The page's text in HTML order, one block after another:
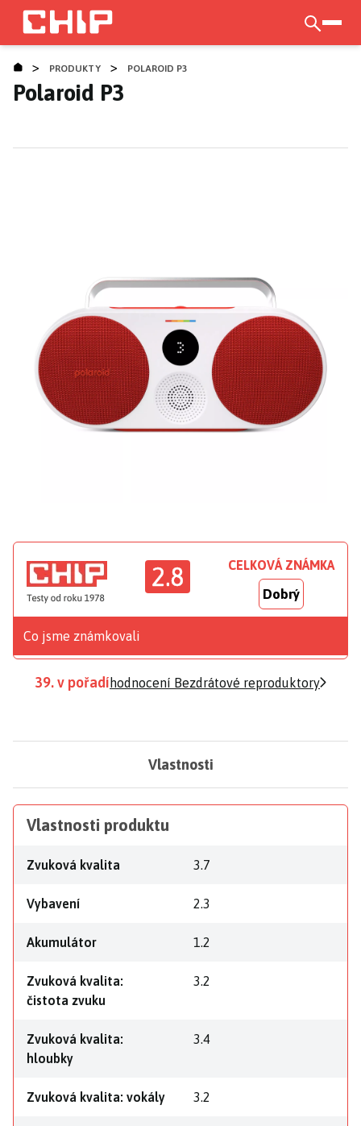
Přejít
hlavnímu
obsahu
> PRODUKTY > POLAROID P3
Polaroid P3
2.8 CELKOVÁ ZNÁMKA
Dobrý
Co jsme známkovali
39. v pořadí hodnocení Bezdrátové reproduktory
Vlastnosti
Vlastnosti produktu
Zvuková kvalita 3.7
Vybavení 2.3
Akumulátor 1.2
Zvuková kvalita:
čistota zvuku
3.2
Zvuková kvalita:
hloubky
3.4
Zvuková kvalita: vokály 3.2